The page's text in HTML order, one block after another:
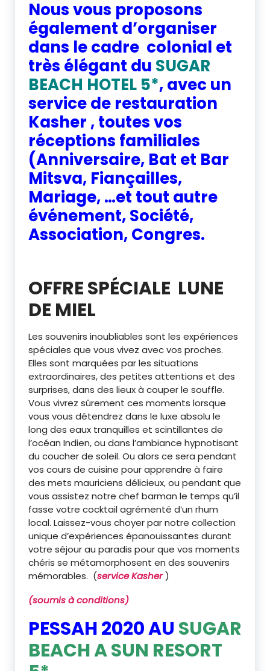
Nous vous proposons
également d’organiser
dans le cadre colonial et
très élégant du SUGAR
BEACH HOTEL 5*, avec un
service de restauration
Kasher , toutes vos
réceptions familiales
(Anniversaire, Bat et Bar
Mitsva, Fiançailles,
Mariage, …et tout autre
événement, Société,
Association, Congres.
OFFRE SPÉCIALE LUNE
DE MIEL
Les souvenirs inoubliables sont les expériences
spéciales que vous vivez avec vos proches.
Elles sont marquées par les situations
extraordinaires, des petites attentions et des
surprises, dans des lieux à couper le souffle.
Vous vivrez sûrement ces moments lorsque
vous vous détendrez dans le luxe absolu le
long des eaux tranquilles et scintillantes de
l’océan Indien, ou dans l’ambiance hypnotisant
du coucher de soleil. Ou alors ce sera pendant
vos cours de cuisine pour apprendre à faire
des mets mauriciens délicieux, ou pendant que
vous assistez notre chef barman le temps qu’il
fasse votre cocktail agrémenté d’un rhum
local. Laissez-vous choyer par notre collection
unique d’expériences épanouissantes durant
votre séjour au paradis pour que vos moments
chéris se métamorphosent en des souvenirs
mémorables. (service Kasher)
(soumis à conditions)
PESSAH 2020 AU SUGAR
BEACH A SUN RESORT